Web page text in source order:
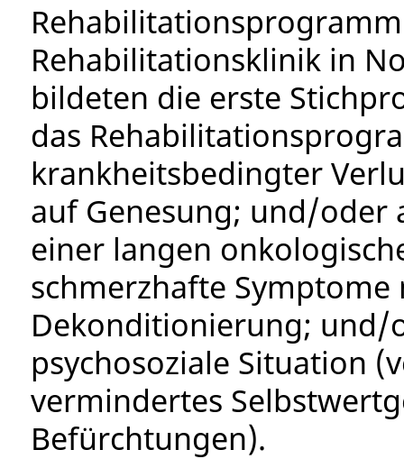
Rehabilitationsprogramm
Rehabilitationsklinik in
bildeten die erste
das
krankheitsbedingter
auf Genesung; und/oder
einer langen
schmerzhafte Symptome
Dekonditionierung; und/
psychosoziale Situation
vermindertes
Befürchtungen).